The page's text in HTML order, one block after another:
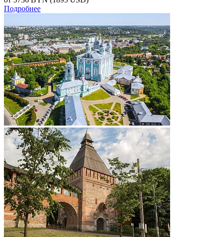
Подробнее